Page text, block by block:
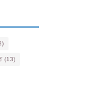
(13)